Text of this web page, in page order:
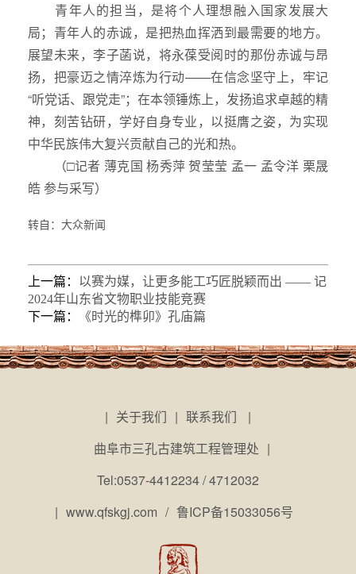
青年人的担当，是将个人理想融入国家发展大
局；青年人的赤诚，是把热血挥洒到最需要的地方。
展望未来，李子菡说，将永葆受阅时的那份赤诚与昂
扬，把豪迈之情淬炼为行动——在信念坚守上，牢记
“听党话、跟党走”；在本领锤炼上，发扬追求卓越的精
神，刻苦钻研，学好自身专业，以挺膺之姿，为实现
中华民族伟大复兴贡献自己的光和热。
（□记者 薄克国 杨秀萍 贺莹莹 孟一 孟令洋 栗晟
皓 参与采写）
转自：大众新闻
上一篇： 以赛为媒，让更多能工巧匠脱颖而出 —— 记
2024年山东省文物职业技能竞赛
下一篇：
《时光的榫卯》孔庙篇
| 关于我们 | 联系我们
|
曲阜市三孔古建筑工程管理处 |
Tel:0537-4412234 / 4712032
| www.qfskgj.com / 鲁ICP备15033056号